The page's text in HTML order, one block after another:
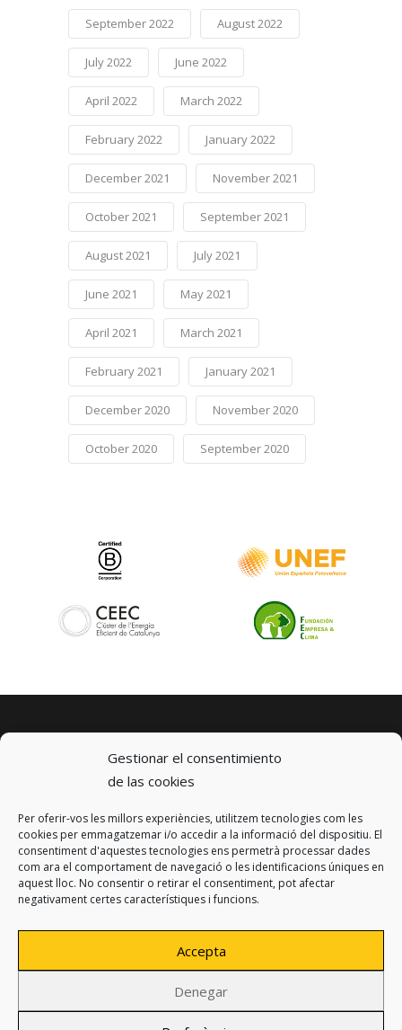
Gestionar el consentimiento
de las cookies
Per oferir-vos les millors experiències, utilitzem tecnologies com les
cookies per emmagatzemar i/o accedir a la informació del dispositiu. El
consentiment d'aquestes tecnologies ens permetrà processar dades
com ara el comportament de navegació o les identificacions úniques en
aquest lloc. No consentir o retirar el consentiment, pot afectar
negativament certes característiques i funcions.
Accepta
Denegar
September 2022 August 2022
July 2022 June 2022
April 2022 March 2022
February 2022 January 2022
December 2021 November 2021
October 2021 September 2021
August 2021 July 2021
June 2021 May 2021
April 2021 March 2021
February 2021 January 2021
December 2020 November 2020
October 2020 September 2020
© 2023 km0 Energy
Carrer Baldrich 222-226
08223 Terrassa, Barcelona
info@km0.energy
Privacy policy
Legal notice